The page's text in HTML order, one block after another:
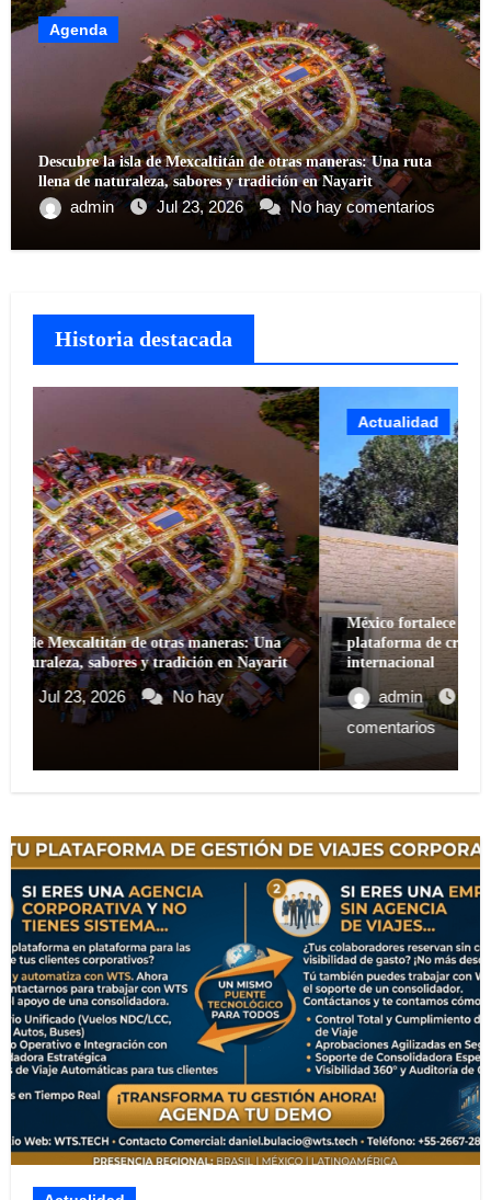
Agenda
Descubre la isla de Mexcaltitán de otras maneras: Una ruta
llena de naturaleza, sabores y tradición en Nayarit
admin Jul 23, 2026 No hay comentarios
Historia destacada
México fortalece su presencia en la red WTCA como
plataforma de crecimiento empresarial y conexión
internacional
admin Jul 18, 2026
No hay
comentarios